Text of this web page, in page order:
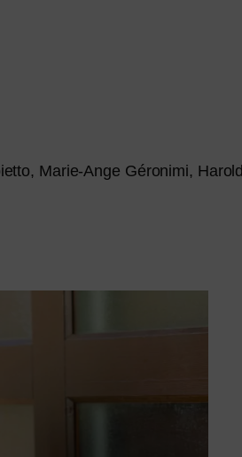
Marie-Ange Géronimi, Harold